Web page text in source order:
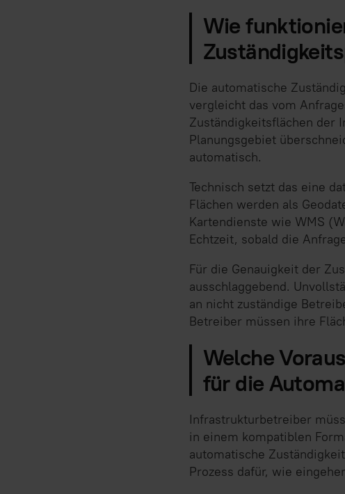
Wie
Die automatische
vergleicht das vom
Zuständigkeitsflächen der
Planungsgebiet
automatisch.
Technisch setzt das eine
Flächen werden als
Kartendienste wie WMS
Echtzeit, sobald die
Für die Genauigkeit der
ausschlaggebend.
an nicht zuständige
Betreiber müssen ihre
Welche
für die
Infrastrukturbetreiber
in einem kompatiblen
automatische
Prozess dafür, wie